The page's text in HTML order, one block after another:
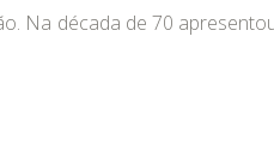
Na década de 70